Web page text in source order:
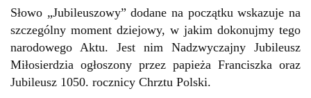
Słowo „Jubileuszowy” dodane na początku wskazuje na
szczególny moment dziejowy, w jakim dokonujmy tego
narodowego Aktu. Jest nim Nadzwyczajny Jubileusz
Miłosierdzia ogłoszony przez papieża Franciszka oraz
Jubileusz 1050. rocznicy Chrztu Polski.